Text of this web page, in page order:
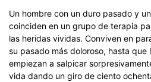
Un hombre con un duro pasado y
coinciden en un grupo de terapia
las heridas vividas. Conviven en
su pasado más doloroso, hasta que
empiezan a salpicar
vida dando un giro de ciento